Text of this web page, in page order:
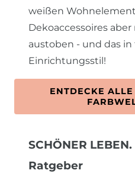
weißen
Dekoaccessoires
austoben - und das in
Einrichtungsstil!
ENTDECKE
SCHÖNER LEBEN.
Ratgeber